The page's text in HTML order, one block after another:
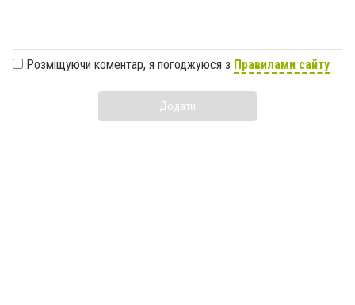
Розміщуючи коментар, я погоджуюся з Правилами сайту
Додати